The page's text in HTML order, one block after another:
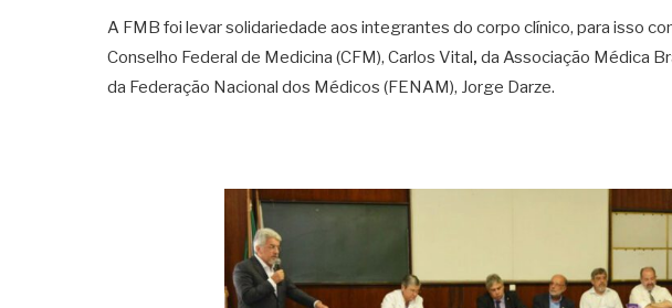
A FMB foi levar solidariedade aos integrantes do corpo clínico, para isso
Conselho Federal de Medicina (CFM), Carlos Vital, da Associação Médica
da Federação Nacional dos Médicos (FENAM), Jorge Darze.